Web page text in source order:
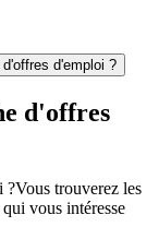
d'emploi ?
d'offres
?Vous trouverez les
vous intéresse